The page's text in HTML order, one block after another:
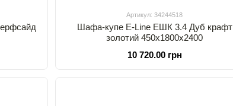
Артикул: 34244518
Шафа-купе E-Line ЕШК 3.4 Дуб крафт
золотий 450х1800х2400
10 720.00 грн